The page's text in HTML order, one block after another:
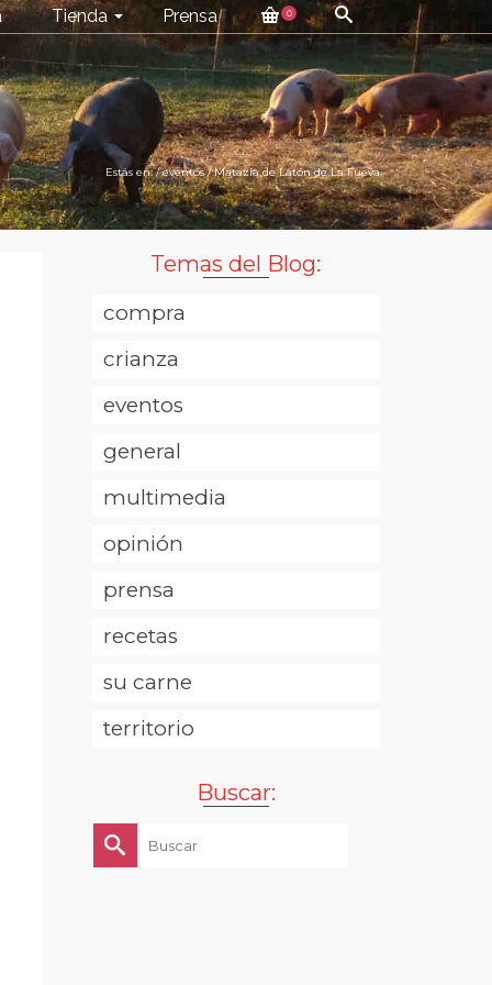
Tienda Prensa 0
Estás en:/eventos/Matazía de Latón de La Fueva
Temas del Blog:
compra
crianza
eventos
general
multimedia
opinión
prensa
recetas
su carne
territorio
Buscar:
Buscar
por: